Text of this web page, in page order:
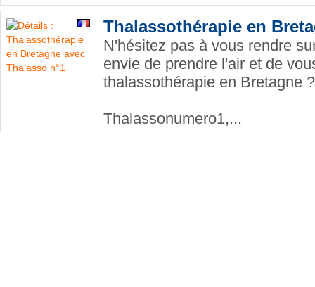
Thalassothérapie en
N'hésitez pas à vous rendre
envie de prendre l'air et de
thalassothérapie en Bretagne ?
Thalassonumero1,...